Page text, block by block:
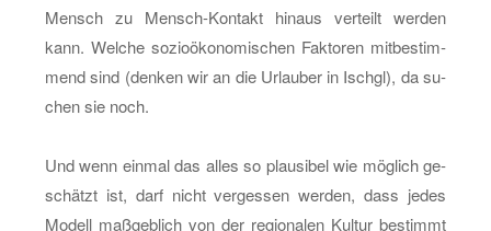
Mensch zu Mensch-Kon­takt hin­aus ver­teilt wer­den
kann. Wel­che so­zio­öko­no­mi­schen Fak­to­ren mit­be­stim­
mend sind (den­ken wir an die Ur­lau­ber in Ischgl), da su­
chen sie noch.
Und wenn ein­mal das alles so plau­si­bel wie mög­lich ge­
schätzt ist, darf nicht ver­ges­sen wer­den, dass jedes
Mo­dell maß­geb­lich von der re­gio­na­len Kul­tur be­stimmt